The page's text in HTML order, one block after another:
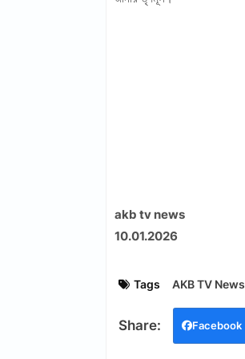
akb tv news
10.01.2026
Tags AKB TV News
Facebook